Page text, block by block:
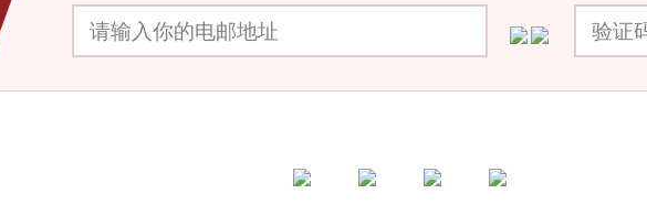
请输入你的电邮地址 验证码